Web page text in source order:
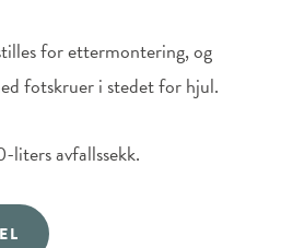
for ettermontering, og
fotskruer i stedet for hjul.
liters avfallssekk.